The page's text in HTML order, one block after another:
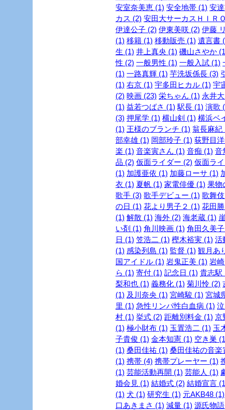
安室奈美恵 (1) 安全地帯 (1) 安
カス (2) 安田大サーカスＨＩＲ
伊達公子 (2) 伊東美咲 (2) 伊藤
(1) 移籍 (1) 移動販売 (1) 遺言書
生 (1) 井上真央 (1) 磯山さやか
性 (2) 一般男性 (1) 一般入試 (1)
(1) 一路真輝 (1) 芋洗坂係長 (3)
(1) 右京 (1) 宇多田ヒカル (1) 宇
(2) 映画 (23) 栄ちゃん (1) 永井
(1) 益若つばさ (1) 駅長 (1) 演歌
(3) 押尾学 (1) 横山剣 (1) 横浜ベ
(1) 王様のブランチ (1) 翁長麻紀
部幸雄 (1) 岡部玲子 (1) 荻野目
楽 (1) 音楽寅さん (1) 音痴 (1) 音
品 (2) 仮面ライダー (2) 仮面ラ
(1) 加護亜依 (1) 加藤ローサ (1)
衣 (1) 夏帆 (1) 家電俳優 (1) 果物
歌手 (3) 歌手デビュー (1) 歌舞
の日 (1) 花より男子２ (1) 花田
(1) 解散 (1) 海外 (2) 海老蔵 (1)
い剤 (1) 角川映画 (1) 角田久美
日 (1) 笠浩二 (1) 樫木裕実 (1) 活
(1) 感染列島 (1) 監督 (1) 観月あ
国アイドル (1) 岩鬼正美 (1) 岩
ら (1) 寄付 (1) 記念日 (1) 貴志駅
梨和也 (1) 義務化 (1) 菊川怜 (2)
(1) 及川奈央 (1) 宮崎駿 (1) 宮城
里 (1) 急性リンパ性白血病 (1)
村 (1) 挙式 (2) 距離別料金 (1) 京
(1) 極小財布 (1) 玉置浩二 (1) 玉
子貴俊 (1) 金本知憲 (1) 空き巣
(1) 桑田佳祐 (1) 桑田佳祐の音楽
(1) 携帯 (4) 携帯プレーヤー (1)
(1) 芸能活動再開 (1) 芸能人 (1)
婚会見 (1) 結婚式 (2) 結婚宣言
(1) 犬 (1) 研究生 (1) 元AKB48 (1)
口あきまさ (1) 減量 (1) 源氏物